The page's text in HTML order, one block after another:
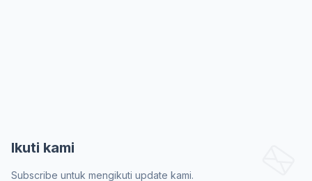
Ikuti kami
Subscribe untuk mengikuti update kami.